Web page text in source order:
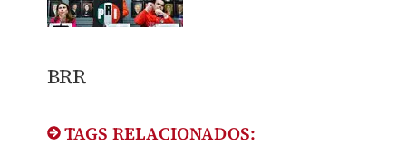
BRR
TAGS RELACIONADOS: